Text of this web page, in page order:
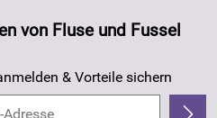
von Fluse und Fussel
& Vorteile sichern